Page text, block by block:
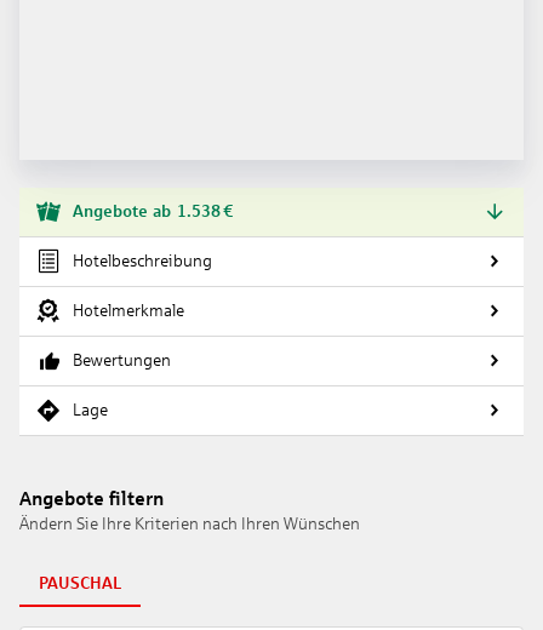
Angebote ab 1.538€
Hotelbeschreibung
Hotelmerkmale
Bewertungen
Lage
Angebote filtern
Ändern Sie Ihre Kriterien nach Ihren Wünschen
PAUSCHAL